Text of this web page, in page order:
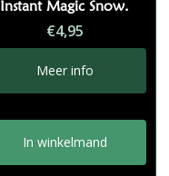
Instant Magic Snow.
€4,95
Meer info
In winkelmand